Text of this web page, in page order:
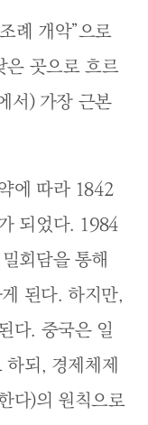
례 개악”으로
은 곳으로 흐르
서) 가장 근본
에 따라 1842
되었다. 1984
회담을 통해
된다. 하지만,
다. 중국은 일
되, 경제체제
다)의 원칙으로